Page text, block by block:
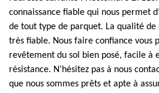
connaissance fiable qui nous permet
de tout type de parquet. La qualité
très fiable. Nous faire confiance vous
revêtement du sol bien posé, facile
résistance. N’hésitez pas à nous
que nous sommes prêts et apte à